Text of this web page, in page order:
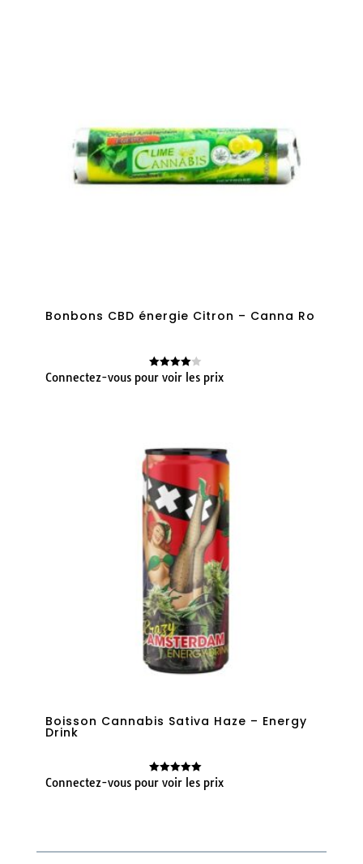
Bonbons CBD énergie Citron – Canna Ro
Note
Connectez-vous pour voir les prix
Boisson Cannabis Sativa Haze – Energy
Drink
Note
Connectez-vous pour voir les prix